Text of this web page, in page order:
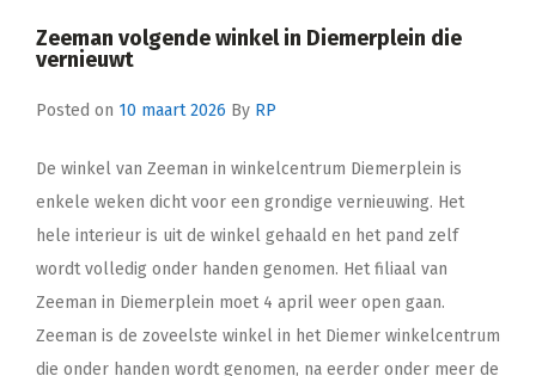
Zeeman volgende winkel in Diemerplein die
vernieuwt
Posted on 10 maart 2026 By RP
De winkel van Zeeman in winkelcentrum Diemerplein is
enkele weken dicht voor een grondige vernieuwing. Het
hele interieur is uit de winkel gehaald en het pand zelf
wordt volledig onder handen genomen. Het filiaal van
Zeeman in Diemerplein moet 4 april weer open gaan.
Zeeman is de zoveelste winkel in het Diemer winkelcentrum
die onder handen wordt genomen, na eerder onder meer de